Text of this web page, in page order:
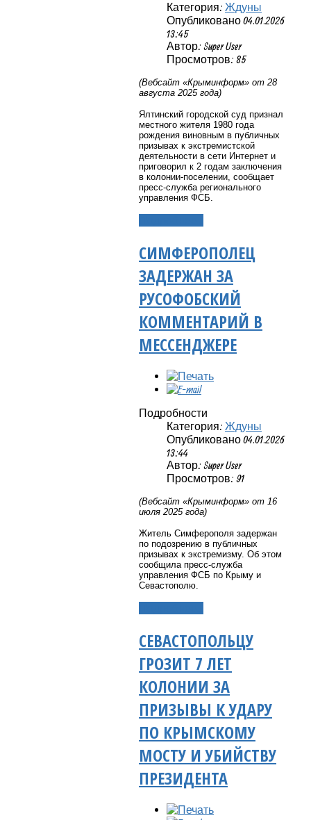
Категория: Ждуны
Опубликовано 04.01.2026
13:45
Автор: Super User
Просмотров: 85
(Вебсайт «Крыминформ» от 28
августа 2025 года)
Ялтинский городской суд признал
местного жителя 1980 года
рождения виновным в публичных
призывах к экстремистской
деятельности в сети Интернет и
приговорил к 2 годам заключения
в колонии-поселении, сообщает
пресс-служба регионального
управления ФСБ.
СИМФЕРОПОЛЕЦ
ЗАДЕРЖАН ЗА
РУСОФОБСКИЙ
КОММЕНТАРИЙ В
МЕССЕНДЖЕРЕ
Подробности
Категория: Ждуны
Опубликовано 04.01.2026
13:44
Автор: Super User
Просмотров: 91
(Вебсайт «Крыминформ» от 16
июля 2025 года)
Житель Симферополя задержан
по подозрению в публичных
призывах к экстремизму. Об этом
сообщила пресс-служба
управления ФСБ по Крыму и
Севастополю.
СЕВАСТОПОЛЬЦУ
ГРОЗИТ 7 ЛЕТ
КОЛОНИИ ЗА
ПРИЗЫВЫ К УДАРУ
ПО КРЫМСКОМУ
МОСТУ И УБИЙСТВУ
ПРЕЗИДЕНТА